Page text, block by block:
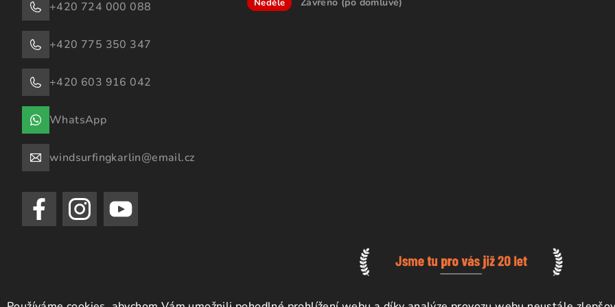
+420 724 000 088
+420 775 350 347
+420 603 916 042
WhatsApp
windsurfingkarlin@email.cz
Neděle